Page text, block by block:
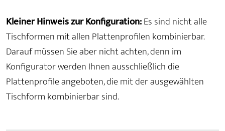
Kleiner Hinweis zur Konfiguration:Es sind nicht alle
Tischformen mit allen Plattenprofilen kombinierbar.
Darauf müssen Sie aber nicht achten, denn im
Konfigurator werden Ihnen ausschließlich die
Plattenprofile angeboten, die mit der ausgewählten
Tischform kombinierbar sind.